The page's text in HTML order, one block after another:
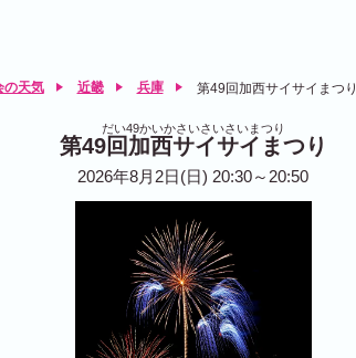
の天気 近畿 兵庫 第49回加西サイサイまつり
だい49かいかさいさいさいまつり
第49回加西サイサイまつり
2026年8月2日(日) 20:30～20:50